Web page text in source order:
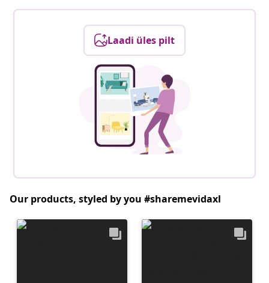
Laadi üles pilt
Our products, styled by you #sharemevidaxl